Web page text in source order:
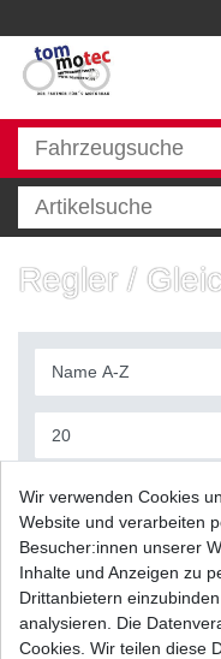
Regler /
3HE
UVP
Wir verwenden Cookies
Website und verarbeiten
Besucher:innen unserer
Inhalte und Anzeigen zu
Drittanbietern
analysieren. Die
Cookies. Wir teilen diese